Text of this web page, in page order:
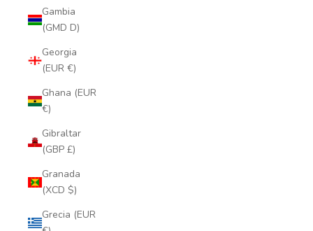
Gambia
(GMD D)
Georgia
(EUR €)
Ghana (EUR
€)
Gibraltar
(GBP £)
Granada
(XCD $)
Grecia (EUR